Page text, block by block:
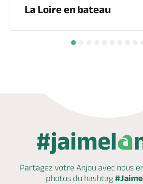
La Loire en bateau
Partagez votre Anjou avec nous
photos du hashtag